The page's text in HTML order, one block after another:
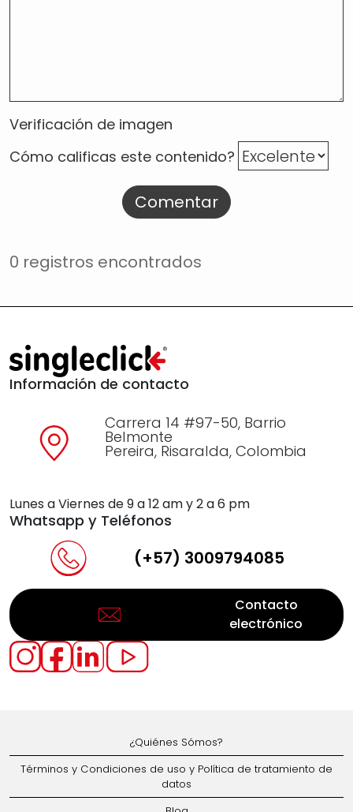
Verificación de imagen
Cómo calificas este contenido?
Comentar
0 registros encontrados
Información de contacto
Carrera 14 #97-50, Barrio
Belmonte
Pereira, Risaralda, Colombia
Lunes a Viernes de 9 a 12 am y 2 a 6 pm
Whatsapp y Teléfonos
(+57) 3009794085
Contacto
electrónico
¿Quiénes Sómos?
Términos y Condiciones de uso y Política de tratamiento de
datos